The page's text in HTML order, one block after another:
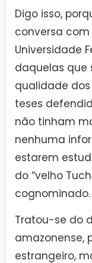
Digo isso,
conversa
Universidade
daquelas que
qualidade
teses
não tinham
nenhuma
estarem
do “velho
cognominado.
Tratou-se do
amazonense,
estrangeiro,